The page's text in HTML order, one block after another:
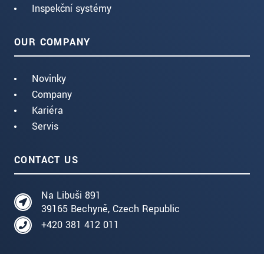
Inspekční systémy
OUR COMPANY
Novinky
Company
Kariéra
Servis
CONTACT US
Na Libuši 891
39165 Bechyně, Czech Republic
+420 381 412 011